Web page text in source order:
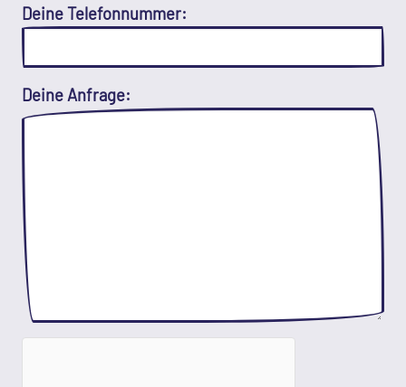
Deine Telefonnummer:
Deine Anfrage: